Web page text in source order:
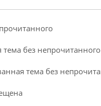
тема без непрочитанного
тема без